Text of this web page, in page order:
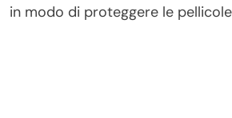
in modo di proteggere le